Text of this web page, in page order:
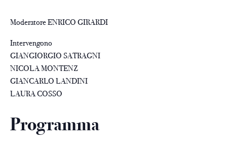
Moderatore ENRICO GIRARDI
Intervengono
GIANGIORGIO SATRAGNI
NICOLA MONTENZ
GIANCARLO LANDINI
LAURA COSSO
Programma